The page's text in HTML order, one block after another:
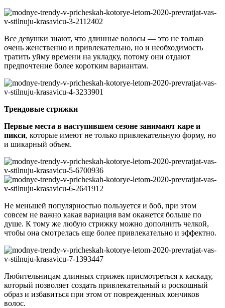
Все девушки знают, что длинные волосы — это не только
очень женственно и привлекательно, но и необходимость
тратить уйму времени на укладку, потому они отдают
предпочтение более коротким вариантам.
Трендовые стрижки
Первые места в наступившем сезоне занимают каре и
пикси, которые имеют не только привлекательную форму, но
и шикарный объем.
Не меньшей популярностью пользуется и боб, при этом
совсем не важно какая вариация вам окажется больше по
душе. К тому же любую стрижку можно дополнить челкой,
чтобы она смотрелась еще более привлекательно и эффектно.
Любительницам длинных стрижек присмотреться к каскаду,
который позволяет создать привлекательный и роскошный
образ и избавиться при этом от поврежденных кончиков
волос.